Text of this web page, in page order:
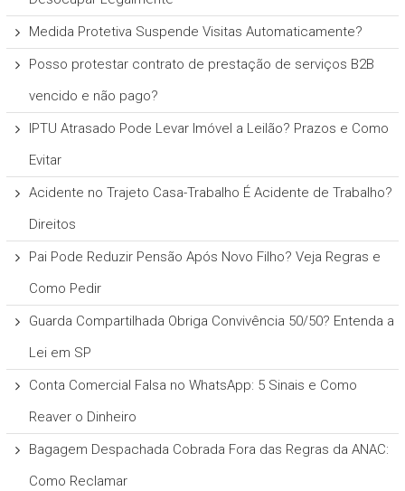
Medida Protetiva Suspende Visitas Automaticamente?
Posso protestar contrato de prestação de serviços B2B
vencido e não pago?
IPTU Atrasado Pode Levar Imóvel a Leilão? Prazos e Como
Evitar
Acidente no Trajeto Casa-Trabalho É Acidente de Trabalho?
Direitos
Pai Pode Reduzir Pensão Após Novo Filho? Veja Regras e
Como Pedir
Guarda Compartilhada Obriga Convivência 50/50? Entenda a
Lei em SP
Conta Comercial Falsa no WhatsApp: 5 Sinais e Como
Reaver o Dinheiro
Bagagem Despachada Cobrada Fora das Regras da ANAC:
Como Reclamar